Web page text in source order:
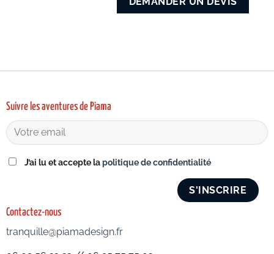
Suivre les aventures de Piama
J’ai lu et accepte lapolitique de confidentialité
Contactez-nous
tranquille@piamadesign.fr